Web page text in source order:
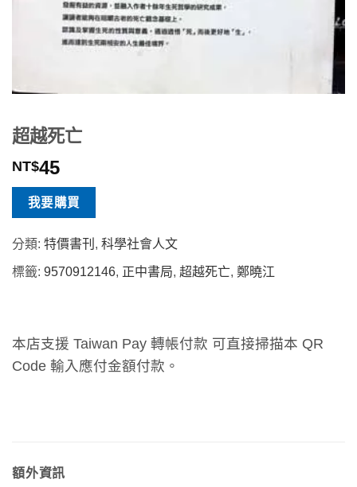
超越死亡
NT$45
我要購買
分類: 特價書刊 , 科學社會人文
標籤: 9570912146, 正中書局, 超越死亡, 鄭曉江
本店支援 Taiwan Pay 轉帳付款 可直接掃描本 QR
Code 輸入應付金額付款。
額外資訊